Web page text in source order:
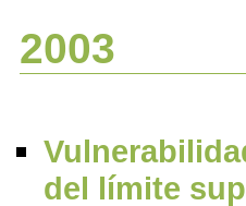
2003
del límite